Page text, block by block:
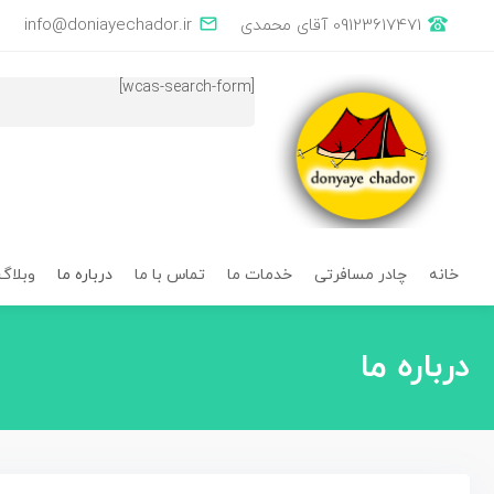
info@doniayechador.ir 09123617471 آقای محمدی
[wcas-search-form]
خانه
چادر
خدمات
تماس
درباره
وبلاگ
خانه چادر مسافرتی خدمات ما تماس با ما درباره ما
درباره ما